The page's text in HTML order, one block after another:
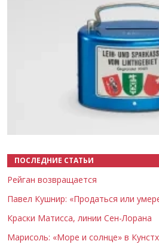
ПОСЛЕДНИЕ СТАТЬИ
Рейган возвращается
Павел Кушнир: «Продаться или
Краски Матисса, линии Сен-Лорана
Марисоль: «Море и солнце» в